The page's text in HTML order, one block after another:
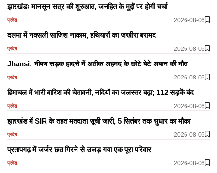
झारखंडः मानसून सत्र की शुरुआत, जनहित के मुद्दों पर होगी चर्चा
प्रदेश 2026-08-06
दलमा में नक्सली साजिश नाकाम, हथियारों का जखीरा बरामद
प्रदेश 2026-08-06
Jhansi: भीषण सड़क हादसे में अतीक अहमद के छोटे बेटे अबान की मौत
प्रदेश 2026-08-06
हिमाचल में भारी बारिश की चेतावनी, नदियों का जलस्तर बढ़ा; 112 सड़कें बंद
प्रदेश 2026-08-06
झारखंड में SIR के तहत मतदाता सूची जारी, 5 सितंबर तक सुधार का मौका
प्रदेश 2026-08-06
प्रतापगढ़ में जर्जर छत गिरने से उजड़ गया एक पूरा परिवार
प्रदेश 2026-08-06